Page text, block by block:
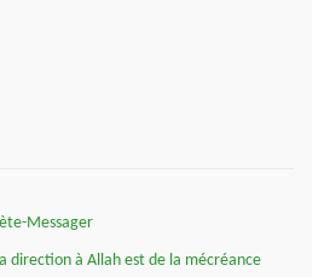
Messager
direction à Allah est de la mécréance